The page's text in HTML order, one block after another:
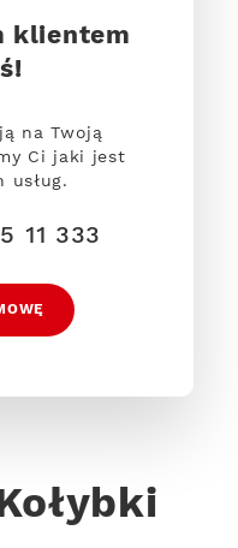
klientem
na Twoją
Ci jaki jest
usług.
11 333